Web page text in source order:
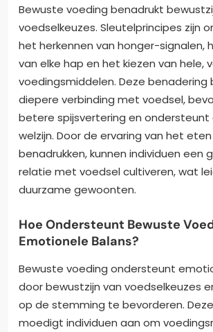
Bewuste voeding benadrukt
voedselkeuzes. Sleutelprincipes zijn
het herkennen van honger-signalen,
van elke hap en het kiezen van hele,
voedingsmiddelen. Deze benadering
diepere verbinding met voedsel,
betere spijsvertering en
welzijn. Door de ervaring van het
benadrukken, kunnen individuen een
relatie met voedsel cultiveren, wat
duurzame gewoonten.
Hoe Ondersteunt Bewuste
Emotionele Balans?
Bewuste voeding ondersteunt
door bewustzijn van voedselkeuzes
op de stemming te bevorderen.
moedigt individuen aan om